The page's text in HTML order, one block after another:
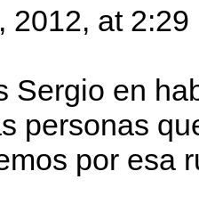
2012, at
Sergio en
personas
por esa